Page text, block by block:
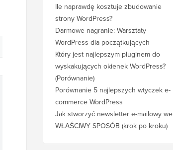
Ile naprawdę kosztuje zbudowanie
strony WordPress?
Darmowe nagranie: Warsztaty
WordPress dla początkujących
Który jest najlepszym pluginem do
wyskakujących okienek WordPress?
(Porównanie)
Porównanie 5 najlepszych wtyczek e-
commerce WordPress
Jak stworzyć newsletter e-mailowy we
WŁAŚCIWY SPOSÓB (krok po kroku)